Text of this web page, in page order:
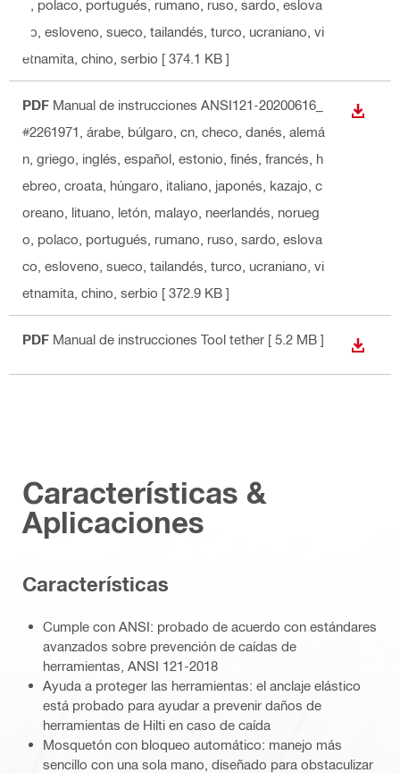
o, polaco, portugués, rumano, ruso, sardo, eslova
co, esloveno, sueco, tailandés, turco, ucraniano, vi
etnamita, chino, serbio [ 374.1 KB ]
PDF Manual de instrucciones ANSI121-20200616_
#2261971 , árabe, búlgaro, cn, checo, danés, alemá
n, griego, inglés, español, estonio, finés, francés, h
ebreo, croata, húngaro, italiano, japonés, kazajo, c
oreano, lituano, letón, malayo, neerlandés, norueg
o, polaco, portugués, rumano, ruso, sardo, eslova
co, esloveno, sueco, tailandés, turco, ucraniano, vi
etnamita, chino, serbio [ 372.9 KB ]
PDF Manual de instrucciones Tool tether [ 5.2 MB ]
Características &
Aplicaciones
Caracterí­sticas
Cumple con ANSI: probado de acuerdo con estándares
avanzados sobre prevención de caídas de
herramientas, ANSI 121-2018
Ayuda a proteger las herramientas: el anclaje elástico
está probado para ayudar a prevenir daños de
herramientas de Hilti en caso de caída
Mosquetón con bloqueo automático: manejo más
sencillo con una sola mano, diseñado para obstaculizar